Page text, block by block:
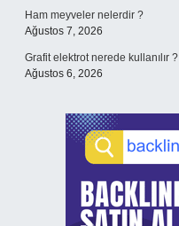
Ham meyveler nelerdir ?
Ağustos 7, 2026
Grafit elektrot nerede kullanılır ?
Ağustos 6, 2026